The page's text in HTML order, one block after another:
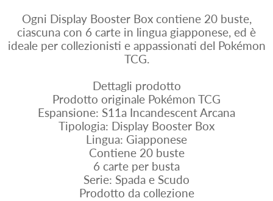
Ogni Display Booster Box contiene 20 buste,
ciascuna con 6 carte in lingua giapponese, ed è
ideale per collezionisti e appassionati del Pokémon
TCG.
Dettagli prodotto
Prodotto originale Pokémon TCG
Espansione: S11a Incandescent Arcana
Tipologia: Display Booster Box
Lingua: Giapponese
Contiene 20 buste
6 carte per busta
Serie: Spada e Scudo
Prodotto da collezione